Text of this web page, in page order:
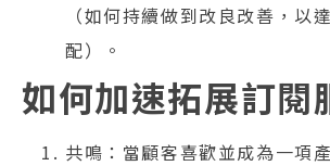
（如何持續做到改良改善，以
配）。
如何加速拓展訂閱
共鳴：當顧客喜歡並成為一項